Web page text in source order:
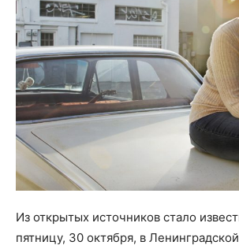
Из открытых источников стало
пятницу, 30 октября, в